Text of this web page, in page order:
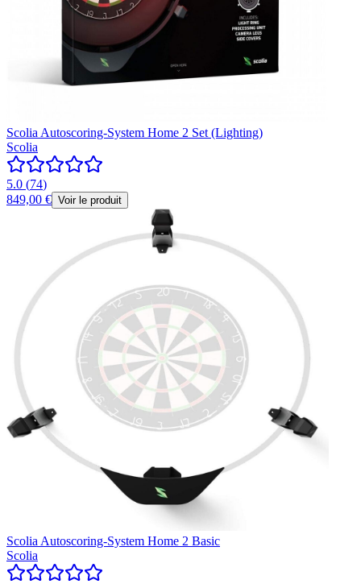
Scolia Autoscoring-System Home 2 Set (Lighting)
Scolia
5.0 (74)
849,00 € Voir le produit
Scolia Autoscoring-System Home 2 Basic
Scolia